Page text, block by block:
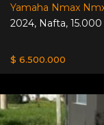
Yamaha Nmax
2024, Nafta,
$ 6.500.000